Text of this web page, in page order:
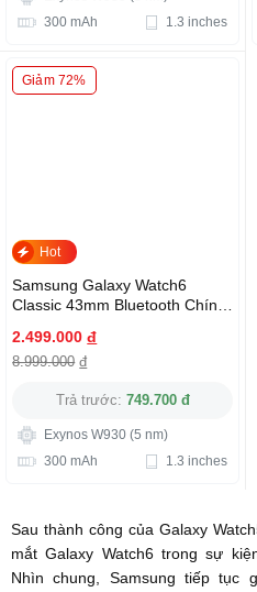
300 mAh
1.3 inches
Giảm 72%
Hot
Samsung Galaxy Watch6
Classic 43mm Bluetooth Chính
2.499.000 đ
8.999.000 đ
Trả trước: 749.700 đ
Exynos W930 (5 nm)
300 mAh
1.3 inches
Sau thành công của Galaxy
mắt Galaxy Watch6 trong sự
Nhìn chung, Samsung tiếp tục